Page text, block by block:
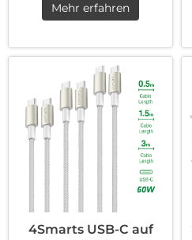
Mehr erfahren
4Smarts USB-C auf